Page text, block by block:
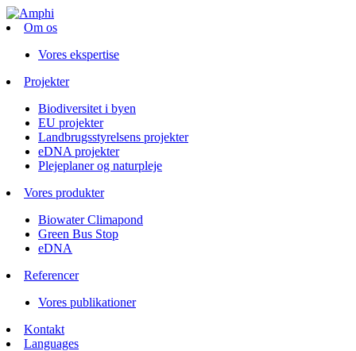
Om os
Vores ekspertise
Projekter
Biodiversitet i byen
EU projekter
Landbrugsstyrelsens projekter
eDNA projekter
Plejeplaner og naturpleje
Vores produkter
Biowater Climapond
Green Bus Stop
eDNA
Referencer
Vores publikationer
Kontakt
Languages